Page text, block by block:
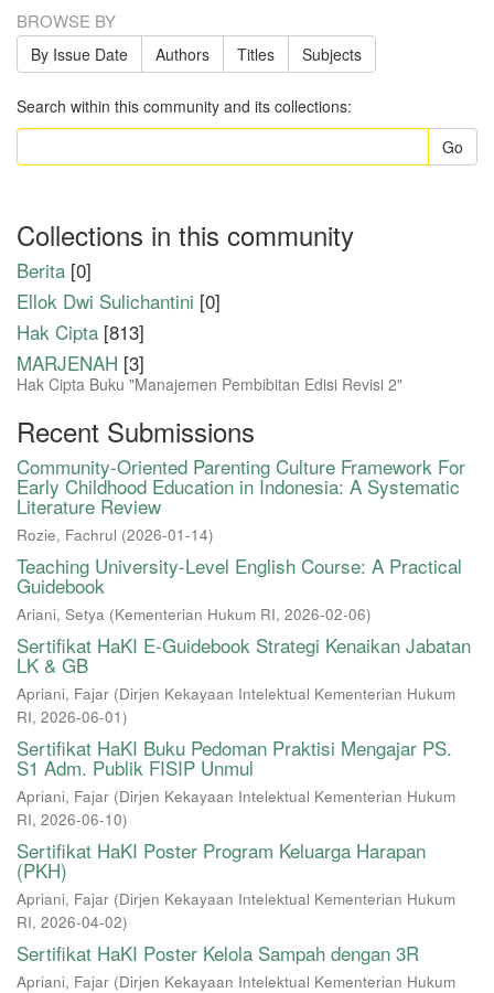
BROWSE BY
By Issue Date Authors Titles Subjects
Search within this community and its collections:
Go
Collections in this community
Berita [0]
Ellok Dwi Sulichantini [0]
Hak Cipta [813]
MARJENAH [3]
Hak Cipta Buku "Manajemen Pembibitan Edisi Revisi 2"
Recent Submissions
Community-Oriented Parenting Culture Framework For
Early Childhood Education in Indonesia: A Systematic
Literature Review
Rozie, Fachrul (2026-01-14)
Teaching University-Level English Course: A Practical
Guidebook
Ariani, Setya (Kementerian Hukum RI, 2026-02-06)
Sertifikat HaKI E-Guidebook Strategi Kenaikan Jabatan
LK & GB
Apriani, Fajar (Dirjen Kekayaan Intelektual Kementerian Hukum
RI, 2026-06-01)
Sertifikat HaKI Buku Pedoman Praktisi Mengajar PS.
S1 Adm. Publik FISIP Unmul
Apriani, Fajar (Dirjen Kekayaan Intelektual Kementerian Hukum
RI, 2026-06-10)
Sertifikat HaKI Poster Program Keluarga Harapan
(PKH)
Apriani, Fajar (Dirjen Kekayaan Intelektual Kementerian Hukum
RI, 2026-04-02)
Sertifikat HaKI Poster Kelola Sampah dengan 3R
Apriani, Fajar (Dirjen Kekayaan Intelektual Kementerian Hukum